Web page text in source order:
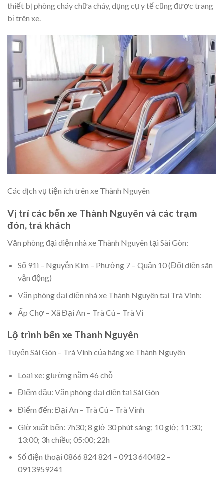
thiết bị phòng cháy chữa cháy, dụng cụ y tế cũng được trang
bị trên xe.
Các dịch vụ tiện ích trên xe Thành Nguyên
Vị trí các bến xe Thành Nguyên và các trạm
đón, trả khách
Văn phòng đại diện nhà xe Thành Nguyên tại Sài Gòn:
Số 91i – Nguyễn Kim – Phường 7 – Quận 10 (Đối diện sân
vận động)
Văn phòng đại diện nhà xe Thành Nguyên tại Trà Vinh:
Ấp Chợ – Xã Đại An – Trà Cú – Trà Vi
Lộ trình bến xe Thanh Nguyên
Tuyến Sài Gòn – Trà Vinh của hãng xe Thành Nguyên
Loại xe: giường nằm 46 chỗ
Điểm đầu: Văn phòng đại diện tại Sài Gòn
Điểm đến: Đại An – Trà Cú – Trà Vinh
Giờ xuất bến: 7h30; 8 giờ 30 phút sáng; 10 giờ; 11:30;
13:00; 3h chiều; 05:00; 22h
Số điện thoại 0866 824 824 – 0913 640482 –
0913959241